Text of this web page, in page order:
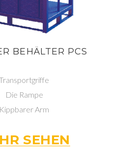
BEHÄLTER PCS
Die Rampe
Kippbarer Arm
SEHEN